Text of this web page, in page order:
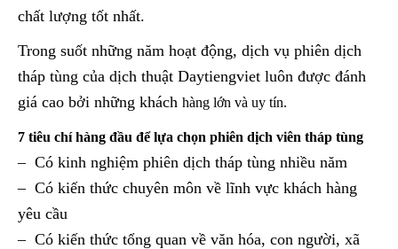
chất lượng tốt nhất.
Trong suốt những năm hoạt động, dịch vụ phiên dịch
tháp tùng của dịch thuật Daytiengviet luôn được đánh
giá cao bởi những khách hàng lớn và uy tín.
7 tiêu chí hàng đầu để lựa chọn phiên dịch viên tháp tùng
– Có kinh nghiệm phiên dịch tháp tùng nhiều năm
– Có kiến thức chuyên môn về lĩnh vực khách hàng
yêu cầu
– Có kiến thức tổng quan về văn hóa, con người, xã